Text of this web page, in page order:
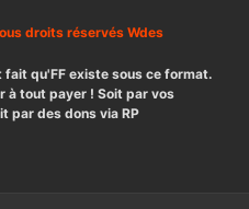
droits réservés Wdes
qu'FF existe sous ce format.
à tout payer ! Soit par vos
par des dons via RP